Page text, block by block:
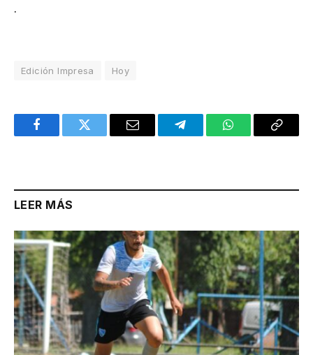
.
Edición Impresa Hoy
FacebookTwitter Email TelegramWhatsAppCopy
LEER MÁS